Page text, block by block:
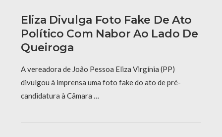
Eliza Divulga Foto Fake De Ato
Político Com Nabor Ao Lado De
Queiroga
A vereadora de João Pessoa Eliza Virgínia (PP)
divulgou à imprensa uma foto fake do ato de pré-
candidatura à Câmara …